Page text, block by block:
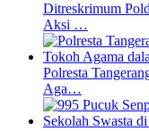
Ditreskrimum
Aksi …
Polresta
Aga…